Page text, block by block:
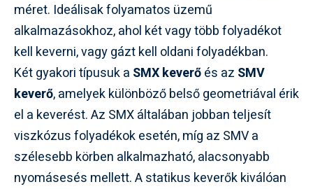
méret. Ideálisak folyamatos üzemű
alkalmazásokhoz, ahol két vagy több folyadékot
kell keverni, vagy gázt kell oldani folyadékban.
Két gyakori típusuk a SMX keverőés az SMV
keverő, amelyek különböző belső geometriával érik
el a keverést. Az SMX általában jobban teljesít
viszkózus folyadékok esetén, míg az SMV a
szélesebb körben alkalmazható, alacsonyabb
nyomásesés mellett. A statikus keverők kiválóan